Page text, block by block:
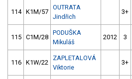
114 K1M/57
OUTRATA
Jindřich
3+
115 C1M/28
PODUŠKA
Mikuláš
2012 3
116 K1W/22
ZAPLETALOVÁ
Viktorie
3+